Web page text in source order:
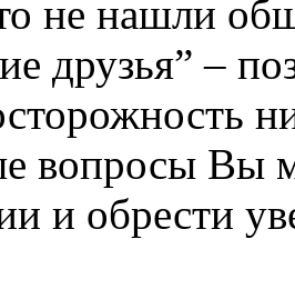
не нашли
друзья” –
вопросы Вы
и обрести